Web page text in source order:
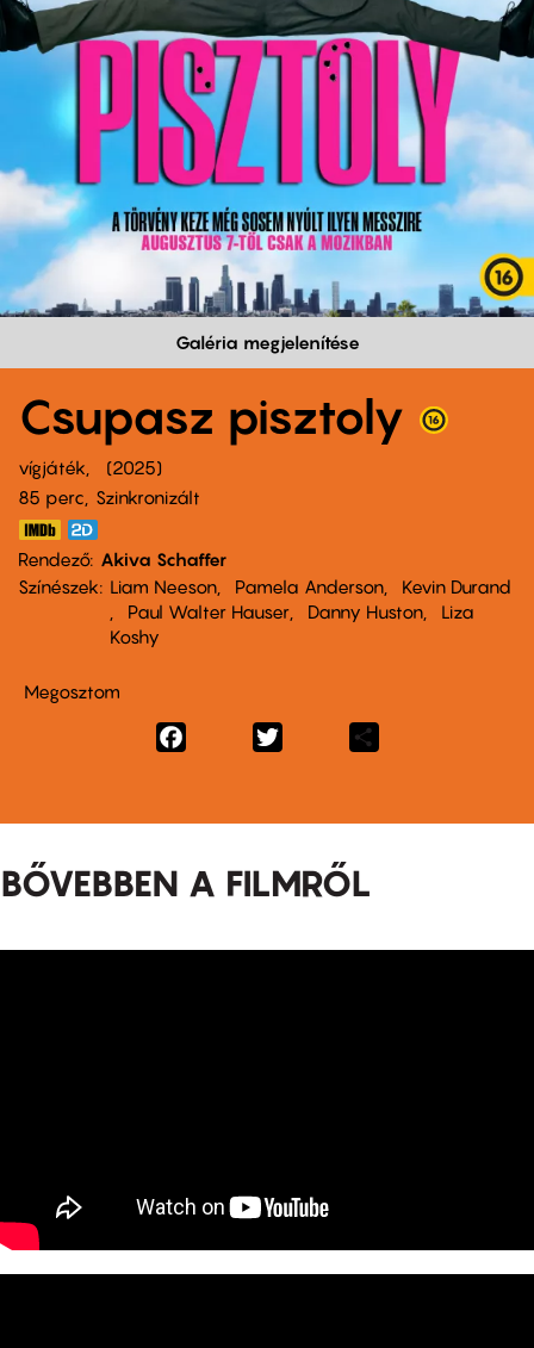
Galéria megjelenítése
Csupasz pisztoly
vígjáték
2025
85 perc,
Szinkronizált
Rendező Akiva Schaffer
Színészek
Liam Neeson Pamela Anderson
Kevin Durand
Paul Walter Hauser
Danny Huston
Liza
Koshy
Megosztom
Facebook
BŐVEBBEN A FILMRŐL